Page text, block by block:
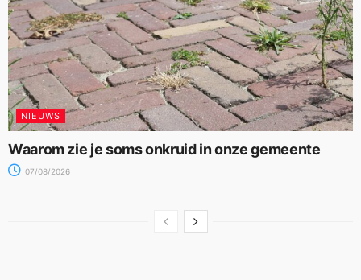
NIEUWS
Waarom zie je soms onkruid in onze gemeente
07/08/2026